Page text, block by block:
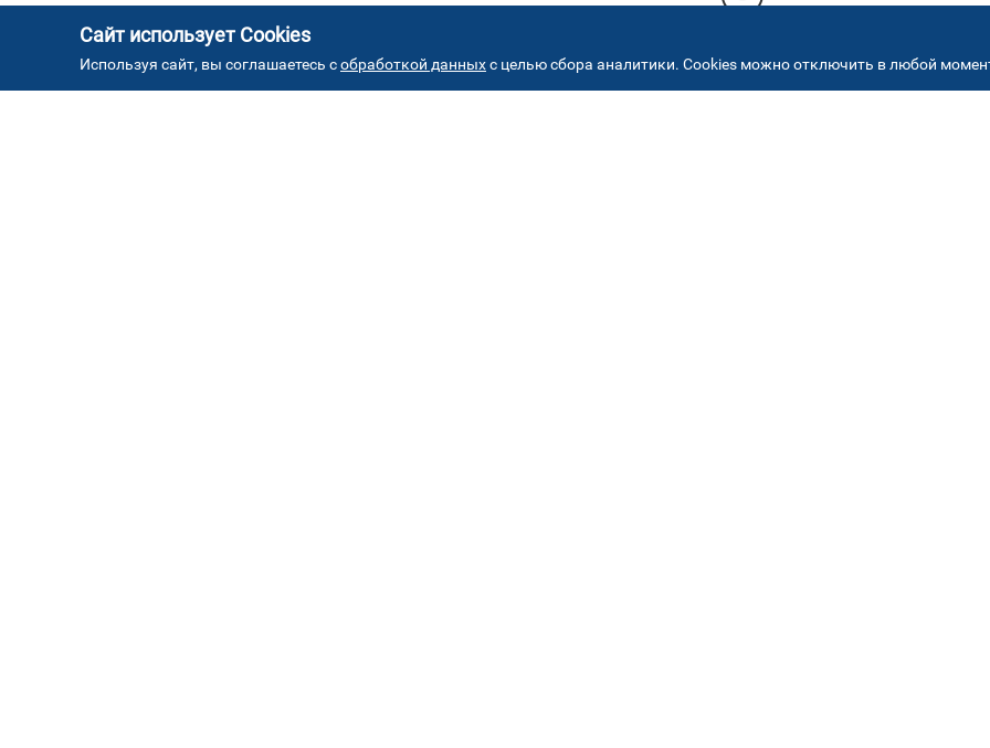
АДРЕСА НАШИХ СЕРВИСНЫХ
Сайт использует Cookies
Используя сайт, вы соглашаетесь собработкой данныхс целью сбора аналитики. Cookies можно отключить в любой